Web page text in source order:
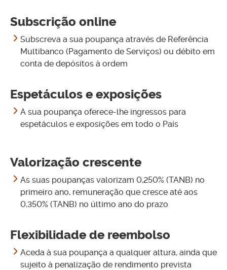
Subscrição online
Subscreva a sua poupança através de Referência
Multibanco (Pagamento de Serviços) ou débito em
conta de depósitos à ordem
Espetáculos e exposições
A sua poupança oferece-lhe ingressos para
espetáculos e exposições em todo o País
Valorização crescente
As suas poupanças valorizam 0,250% (TANB) no
primeiro ano, remuneração que cresce até aos
0,350% (TANB) no último ano do prazo
Flexibilidade de reembolso
Aceda à sua poupança a qualquer altura, ainda que
sujeito à penalização de rendimento prevista